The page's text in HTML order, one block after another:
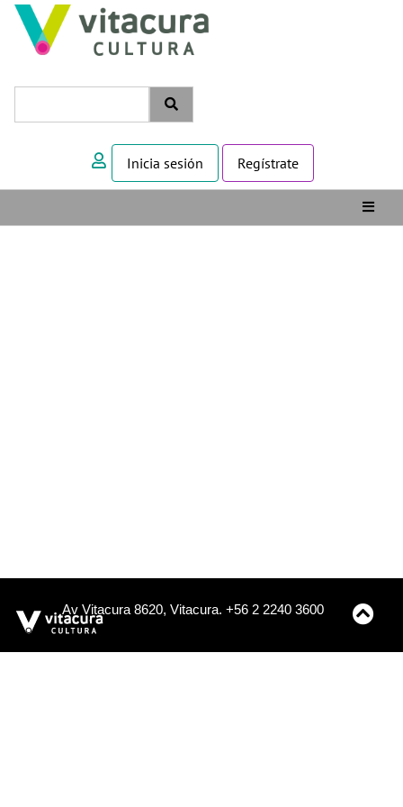
Inicia sesión Regístrate
Av Vitacura 8620, Vitacura. +56 2 2240 3600